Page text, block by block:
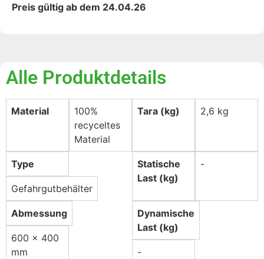
Preis gültig ab dem 24.04.26
Alle Produktdetails
Material
100%
recyceltes
Material
Tara (kg) 2,6 kg
Type
Gefahrgutbehälter
Statische
Last (kg)
-
Abmessung
600 x 400
mm
Dynamische
Last (kg)
-